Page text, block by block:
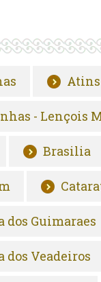
Atins
- Lençois
Brasilia
dos Guimaraes
dos Veadeiros